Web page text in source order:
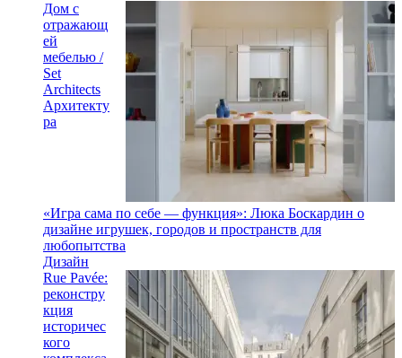
Дом с
отражающ
ей
мебелью /
Set
Architects
Архитекту
ра
«Игра сама по себе — функция»: Люка Боскардин о
дизайне игрушек, городов и пространств для
любопытства
Дизайн
Rue Pavée:
реконстру
кция
историчес
кого